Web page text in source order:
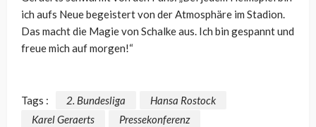
ich aufs Neue begeistert von der Atmosphäre im Stadion.
Das macht die Magie von Schalke aus. Ich bin gespannt und
freue mich auf morgen!“
Tags : 2. Bundesliga
Hansa Rostock
Karel Geraerts
Pressekonferenz